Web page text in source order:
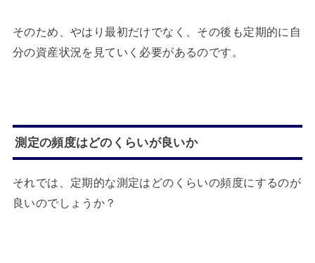
そのため、やはり最初だけでなく、その後も定期的に自
分の資産状況を見ていく必要があるのです。
測定の頻度はどのくらいが良いか
それでは、定期的な測定はどのくらいの頻度にするのが
良いのでしょうか？